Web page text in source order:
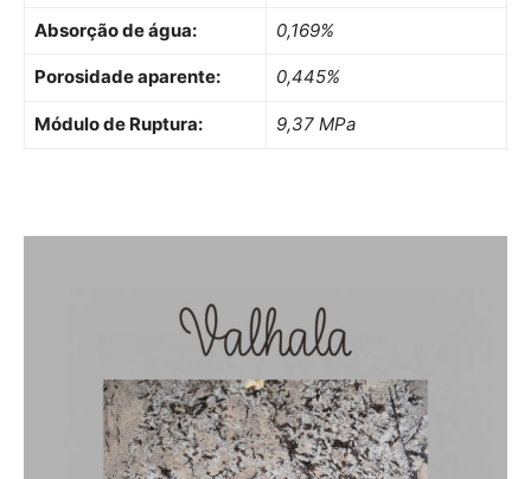
Absorção de água: 0,169%
Porosidade aparente: 0,445%
Módulo de Ruptura: 9,37 MPa